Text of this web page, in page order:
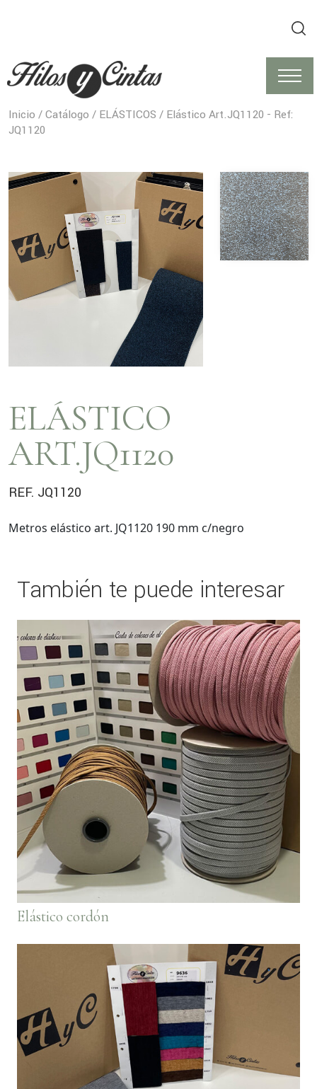
Inicio /Catálogo / ELÁSTICOS / Elástico Art.JQ1120 - Ref:
JQ1120
ELÁSTICO
ART.JQ1120
REF. JQ1120
Metros elástico art. JQ1120 190 mm c/negro
También te puede interesar
Elástico cordón